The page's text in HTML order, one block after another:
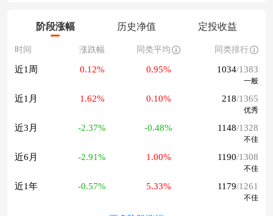
阶段涨幅 历史净值 定投收益
时间 涨跌幅 同类平均 同类排行
近1周 0.12% 0.95% 1034/1383
一般
近1月 1.62% 0.10% 218/1365
优秀
近3月 -2.37% -0.48% 1148/1328
不佳
近6月 -2.91% 1.00% 1190/1308
不佳
近1年 -0.57% 5.33% 1179/1261
不佳